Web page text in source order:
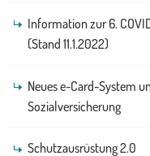
Information zur 6.
(Stand 11.1.2022)
Neues e-Card-System
Sozialversicherung
Schutzausrüstung 2.0